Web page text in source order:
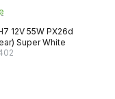
12V 55W PX26d
Super White